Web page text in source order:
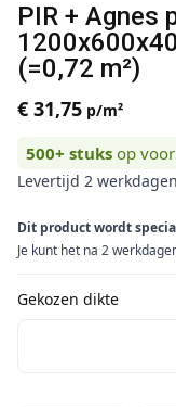
PIR + Agnes
(=0,72 m²)
€ 31,75 p/m²
500+ stuks op
Levertijd 2
Dit product wordt
Je kunt het na 2
Gekozen dikte